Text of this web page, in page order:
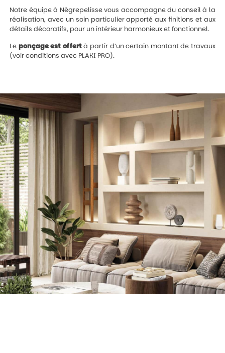
Notre équipe à Nègrepelisse vous accompagne du conseil à la
réalisation, avec un soin particulier apporté aux finitions et aux
détails décoratifs, pour un intérieur harmonieux et fonctionnel.
Le ponçage est offertà partir d’un certain montant de travaux
(voir conditions avec PLAKI PRO).